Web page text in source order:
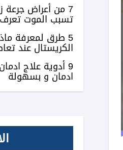
7 من أعراض
تسبب الموت تعرف
5 طرق لمعرفة
الكريستال عند
9 أدوية علاج
ادمان و بسهولة